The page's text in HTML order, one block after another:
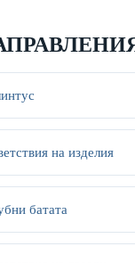
на изделия
батата